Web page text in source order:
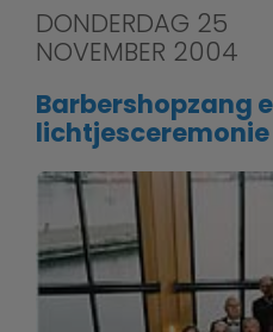
DONDERDAG 25
NOVEMBER 2004
Barbershopzang
lichtjesceremonie